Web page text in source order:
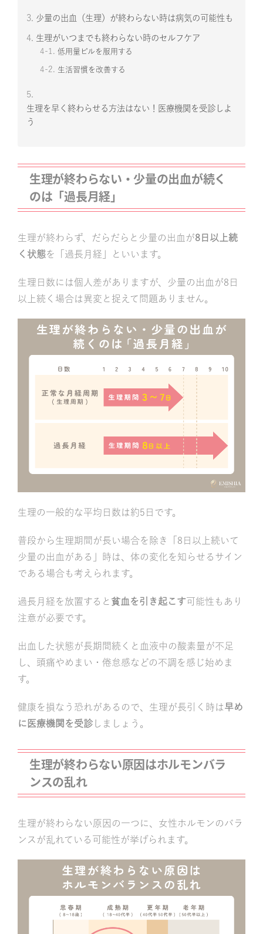
3. 少量の出血（生理）が終わらない時は病気の可能性も
4. 生理がいつまでも終わらない時のセルフケア
4-1. 低用量ピルを服用する
4-2. 生活習慣を改善する
5.
生理を早く終わらせる方法はない！医療機関を受診しよ
う
生理が終わらない・少量の出血が続く
のは「過長月経」
生理が終わらず、だらだらと少量の出血が8日以上続
く状態を「過長月経」といいます。
生理日数には個人差がありますが、少量の出血が8日
以上続く場合は異変と捉えて問題ありません。
生理の一般的な平均日数は約5日です。
普段から生理期間が長い場合を除き「8日以上続いて
少量の出血がある」時は、体の変化を知らせるサイン
である場合も考えられます。
過長月経を放置すると 貧血を引き起こす可能性もあり
注意が必要です。
出血した状態が長期間続くと血液中の酸素量が不足
し、頭痛やめまい・倦怠感などの不調を感じ始めま
す。
健康を損なう恐れがあるので、生理が長引く時は早め
に医療機関を受診 しましょう。
生理が終わらない原因はホルモンバラ
ンスの乱れ
生理が終わらない原因の一つに、女性ホルモンのバラ
ンスが乱れている可能性が挙げられます。